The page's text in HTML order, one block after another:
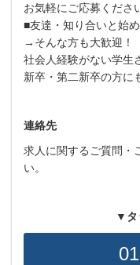
お気軽にご応募くださ
■友達・知り合いと始
→そんな方も大歓迎！
社会人経験がない学生
新卒・第二新卒の方に
連絡先
求人に関するご質問・
い。
▼タ